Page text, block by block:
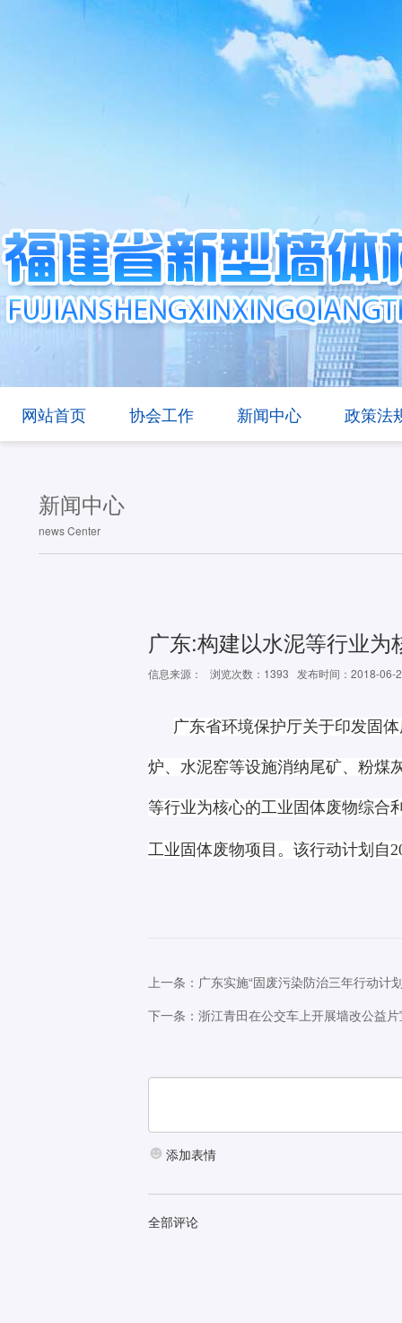
网站首页 协会工作 新闻中心 政策法
新闻中心
news Center
广东:构建以水泥等行业
信息来源： 浏览次数：1393 发布时间：2018-06-
广东省环境保护厅关于印发固
炉、水泥窑等设施消纳尾矿、粉煤
等行业为核心的工业固体废物综合
工业固体废物项目。该行动计划自
上一条：广东实施“固废污染防治三年行动计
下一条：浙江青田在公交车上开展墙改公益
添加表情
全部评论